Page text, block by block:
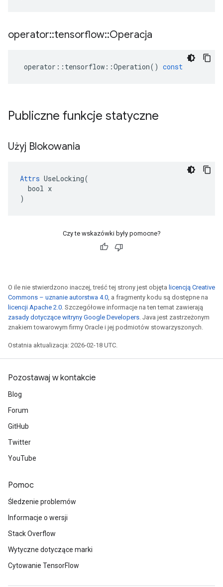
operator::tensorflow::Operacja
operator :: tensorflow ::Operation() const
Publiczne funkcje statyczne
Użyj Blokowania
Attrs UseLocking(
  bool x
)
Czy te wskazówki były pomocne?
O ile nie stwierdzono inaczej, treść tej strony jest objęta licencją Creative
Commons – uznanie autorstwa 4.0, a fragmenty kodu są dostępne na
licencji Apache 2.0. Szczegółowe informacje na ten temat zawierają
zasady dotyczące witryny Google Developers. Java jest zastrzeżonym
znakiem towarowym firmy Oracle i jej podmiotów stowarzyszonych.
Ostatnia aktualizacja: 2026-02-18 UTC.
Pozostawaj w kontakcie
Blog
Forum
GitHub
Twitter
YouTube
Pomoc
Śledzenie problemów
Informacje o wersji
Stack Overflow
Wytyczne dotyczące marki
Cytowanie TensorFlow